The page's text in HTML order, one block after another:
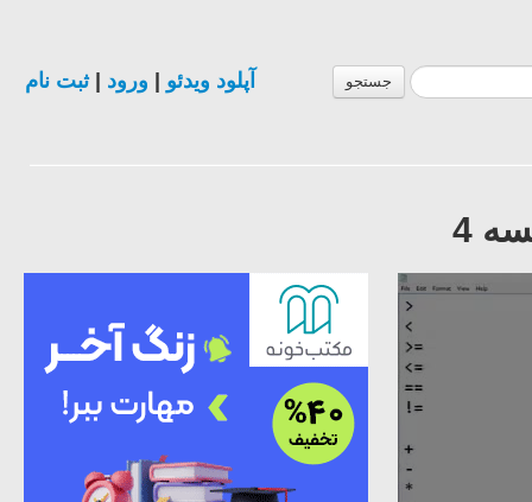
جستجو آپلود ویدئو ورود |ثبت نام
4